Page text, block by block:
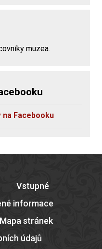
muzea.
na Facebooku
Vstupné
informace
Mapa stránek
údajů